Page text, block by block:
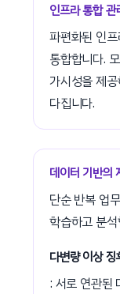
인프라 통합
파편화된 인
통합합니다.
가시성을 제
다집니다.
데이터 기반의
단순 반복 업
학습하고 분
다변량 이상 징
: 서로 연관된